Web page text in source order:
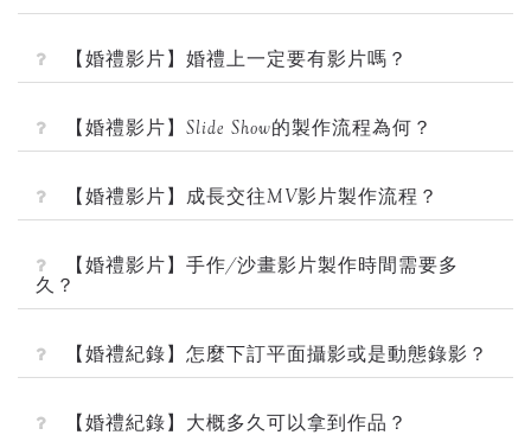
【婚禮影片】婚禮上一定要有影片嗎？
【婚禮影片】Slide Show的製作流程為何？
【婚禮影片】成長交往MV影片製作流程？
【婚禮影片】手作/沙畫影片製作時間需要多
久？
【婚禮紀錄】怎麼下訂平面攝影或是動態錄影？
【婚禮紀錄】大概多久可以拿到作品？